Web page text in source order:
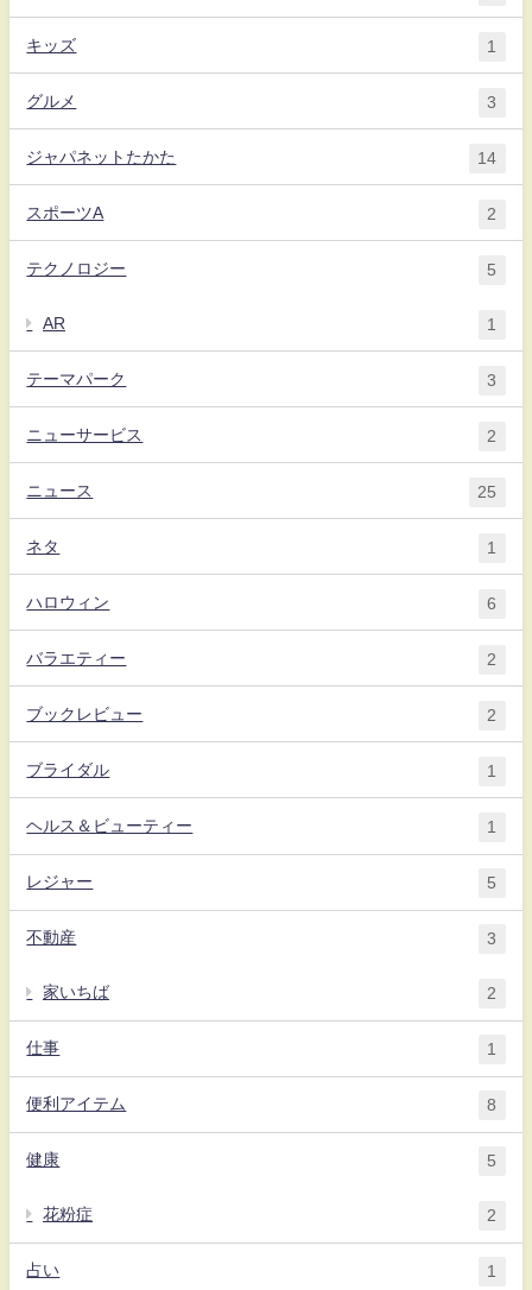
キッズ 1
グルメ 3
ジャパネットたかた 14
スポーツA 2
テクノロジー 5
AR 1
テーマパーク 3
ニューサービス 2
ニュース 25
ネタ 1
ハロウィン 6
バラエティー 2
ブックレビュー 2
ブライダル 1
ヘルス＆ビューティー 1
レジャー 5
不動産 3
家いちば 2
仕事 1
便利アイテム 8
健康 5
花粉症 2
占い 1